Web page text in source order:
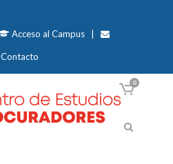
Acceso al Campus|
Contacto
0